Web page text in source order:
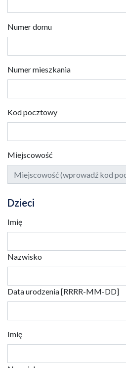
Numer domu
Numer mieszkania
Kod pocztowy
Miejscowość
Dzieci
Imię
Nazwisko
Data urodzenia [RRRR-MM-DD]
Imię